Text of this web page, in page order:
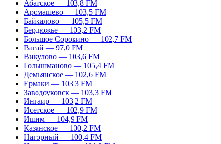
Абатское — 103,8 FM
Аромашево — 103,5 FM
Байкалово — 105,5 FM
Бердюжье — 103,2 FM
Большое Сорокино — 102,7 FM
Вагай — 97,0 FM
Викулово — 103,6 FM
Голышманово — 105,4 FM
Демьянское — 102,6 FM
Ермаки — 103,3 FM
Заводоуковск — 103,3 FM
Ингаир — 103,2 FM
Исетское — 102,9 FM
Ишим — 104,9 FM
Казанское — 100,2 FM
Нагорный — 100,4 FM